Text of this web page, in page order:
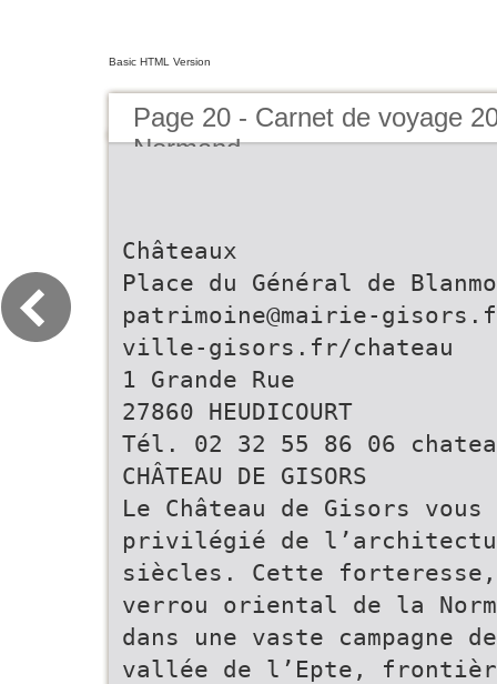
Basic HTML Version
Page 20 - Carnet de voyage
Normand
Châteaux
Place du Général de
patrimoine@mairie-
ville-gisors.fr/chateau
1 Grande Rue
27860 HEUDICOURT
Tél. 02 32 55 86 06
CHÂTEAU DE GISORS
Le Château de Gisors
privilégié de
siècles. Cette
verrou oriental de la
dans une vaste
vallée de l’Epte,